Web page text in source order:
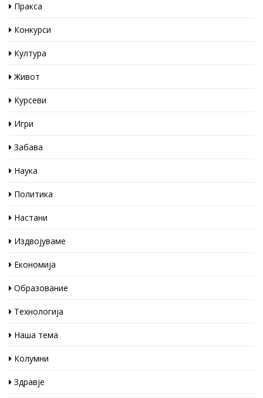
Пракса
Конкурси
Култура
Живот
Курсеви
Игри
Забава
Наука
Политика
Настани
Издвојуваме
Економија
Образование
Технологија
Наша тема
Колумни
Здравје